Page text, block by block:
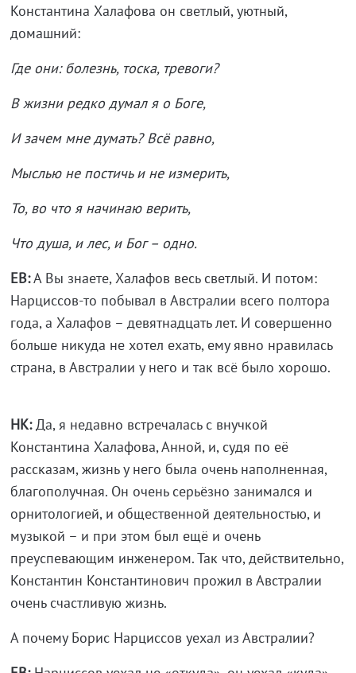
Константина Халафова он светлый, уютный,
домашний:
Где они: болезнь, тоска, тревоги?
В жизни редко думал я о Боге,
И зачем мне думать? Всё равно,
Мыслью не постичь и не измерить,
То, во что я начинаю верить,
Что душа, и лес, и Бог – одно.
ЕВ:А Вы знаете, Халафов весь светлый. И потом:
Нарциссов-то побывал в Австралии всего полтора
года, а Халафов – девятнадцать лет. И совершенно
больше никуда не хотел ехать, ему явно нравилась
страна, в Австралии у него и так всё было хорошо.
НК:Да, я недавно встречалась с внучкой
Константина Халафова, Анной, и, судя по её
рассказам, жизнь у него была очень наполненная,
благополучная. Он очень серьёзно занимался и
орнитологией, и общественной деятельностью, и
музыкой – и при этом был ещё и очень
преуспевающим инженером. Так что, действительно,
Константин Константинович прожил в Австралии
очень счастливую жизнь.
А почему Борис Нарциссов уехал из Австралии?